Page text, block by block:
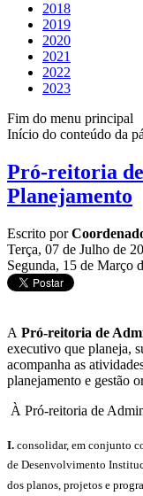
2018
2019
2020
2021
2022
2023
Fim do menu principal
Início do conteúdo da
Pró-reitoria
Planejamento
Escrito por
Terça, 07 de Julho de
Segunda, 15 de Março
A Pró-reitoria de
executivo que planeja,
acompanha as
planejamento e gestão
À Pró-reitoria de
I. consolidar, em conjunto
de Desenvolvimento
dos planos, projetos e